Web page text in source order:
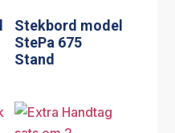
Stekbord model
StePa 675
Stand